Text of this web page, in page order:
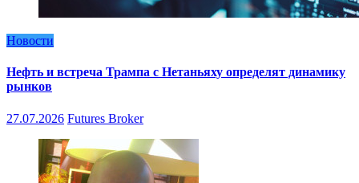
Новости
Нефть и встреча Трампа с Нетаньяху определят динамику
рынков
27.07.2026 Futures Broker